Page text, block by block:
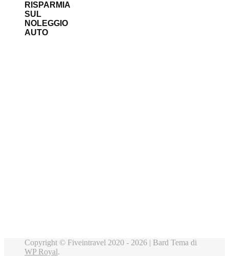
RISPARMIA
SUL
NOLEGGIO
AUTO
Copyright © Fiveintravel 2020 - 2026 | Bard Tema di
WP Royal.